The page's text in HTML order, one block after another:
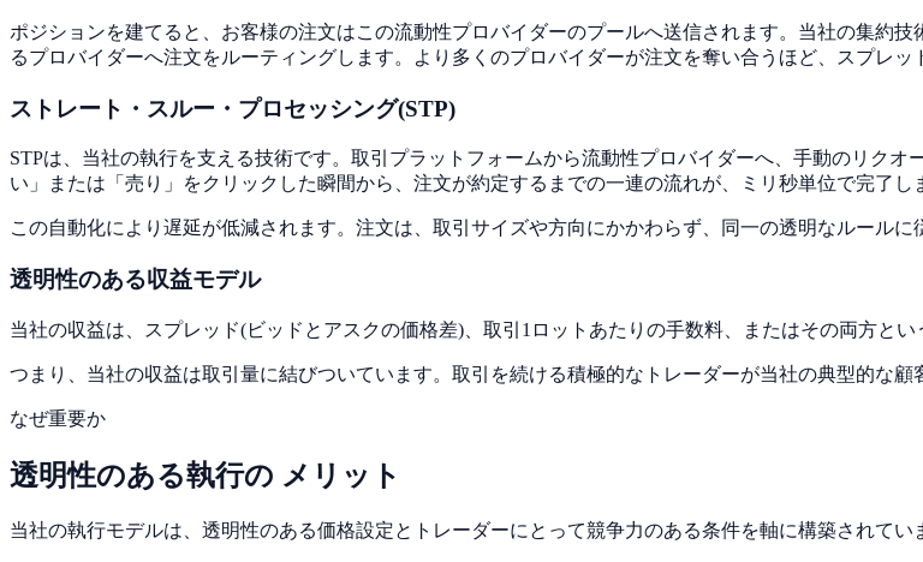
ポジションを建てると、お客様の注文はこの流動性プロバイダーのプールへ送信されます。当社の集約
るプロバイダーへ注文をルーティングします。より多くのプロバイダーが注文を奪い合うほど、スプレッ
ストレート・スルー・プロセッシング(STP)
STPは、当社の執行を支える技術です。取引プラットフォームから流動性プロバイダーへ、手動のリク
い」または「売り」をクリックした瞬間から、注文が約定するまでの一連の流れが、ミリ秒単位で完了し
この自動化により遅延が低減されます。注文は、取引サイズや方向にかかわらず、同一の透明なルールに
透明性のある収益モデル
当社の収益は、スプレッド(ビッドとアスクの価格差)、取引1ロットあたりの手数料、またはその両方とい
つまり、当社の収益は取引量に結びついています。取引を続ける積極的なトレーダーが当社の典型的な
なぜ重要か
透明性のある執行の メリット
当社の執行モデルは、透明性のある価格設定とトレーダーにとって競争力のある条件を軸に構築されてい